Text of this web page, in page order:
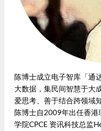
陈博士成立电子智库「通
大数据，集民间智慧于大
爱思考、善于结合跨领域
陈博士自2009年出任香港
学院CPCE 资讯科技总监